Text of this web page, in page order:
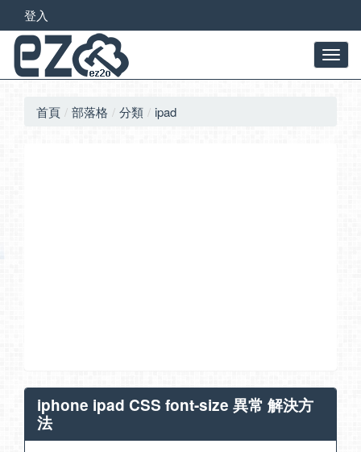
登入
首頁 部落格 分類 ipad
iphone ipad CSS font-size 異常 解決方
法